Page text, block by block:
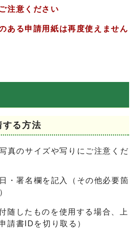
注意ください
ある申請用紙は再度使えません
する方法
のサイズや写りにご注意くだ
・署名欄を記入（その他必要箇
したものを使用する場合、上
請書IDを切り取る）